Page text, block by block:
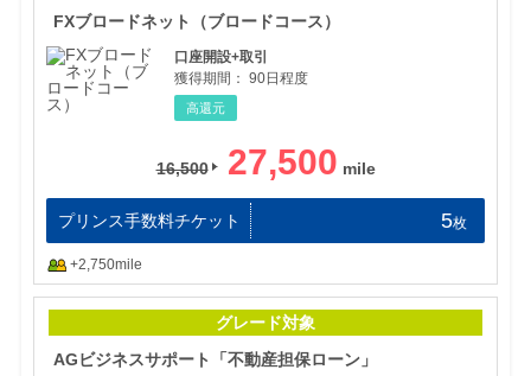
FXブロードネット（ブロードコース）
口座開設+取引
獲得期間： 90日程度
高還元
16,500 27,500
プリンス手数料チケット 5枚
+2,750mile
グレード対象
AGビジネスサポート「不動産担保ローン」